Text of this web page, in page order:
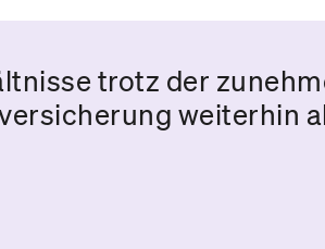
trotz der
weiterhin